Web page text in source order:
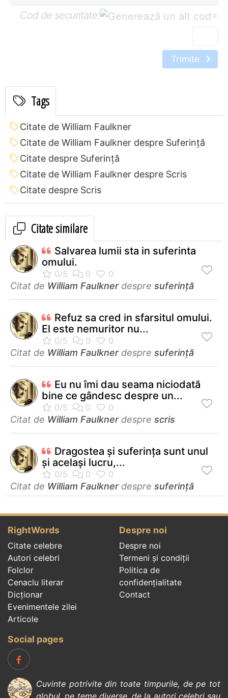
Cod de securitate: =
Trimite
Tags
Citate de William Faulkner
Citate de William Faulkner despre Suferință
Citate despre Suferință
Citate de William Faulkner despre Scris
Citate despre Scris
Citate similare
Salvarea lumii sta in suferinta
omului.
Citat de William Faulknerdespre suferință
Refuz sa cred in sfarsitul omului.
El este nemuritor nu...
Citat de William Faulknerdespre suferință
Eu nu îmi dau seama niciodată
bine ce gândesc despre un...
Citat de William Faulknerdespre scris
Dragostea şi suferinţa sunt unul
şi acelaşi lucru,...
Citat de William Faulknerdespre suferință
RightWords
Citate celebre
Autori celebri
Folclor
Cenaclu literar
Dicționar
Evenimentele zilei
Articole
Despre noi
Despre noi
Termeni și condiții
Politica de
confidenţialitate
Contact
Social pages
Cuvinte potrivite din toate timpurile, de pe tot
globul, pe teme diverse, de la autori celebrisau